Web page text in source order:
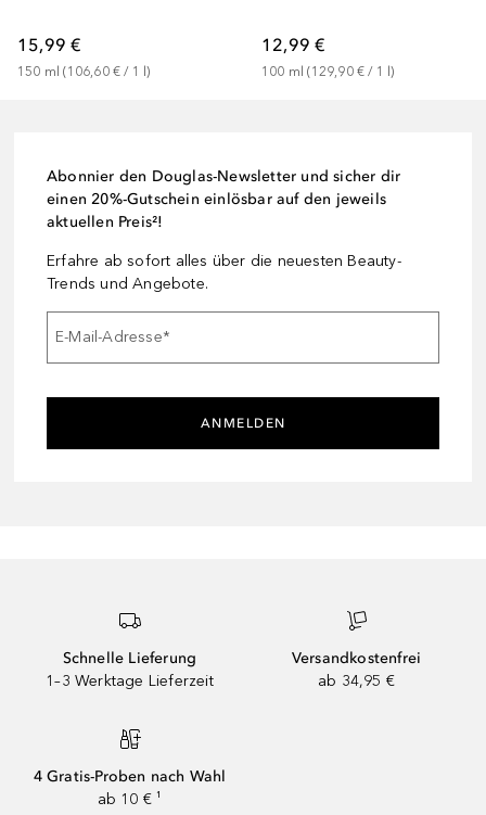
15,99 €
150 ml (106,60 € / 1 l)
12,99 €
100 ml (129,90 € / 1 l)
Abonnier den Douglas-Newsletter und sicher dir
einen 20%-Gutschein einlösbar auf den jeweils
aktuellen Preis²!
Erfahre ab sofort alles über die neuesten Beauty-
Trends und Angebote.
E-Mail-Adresse*
ANMELDEN
Schnelle Lieferung
1–3 Werktage Lieferzeit
Versandkostenfrei
ab 34,95 €
4 Gratis-Proben nach Wahl
ab 10 € ¹